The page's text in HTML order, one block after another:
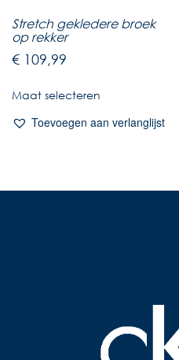
Stretch gekledere broek
op rekker
€ 109,99
Maat selecteren
Toevoegen aan verlanglijst